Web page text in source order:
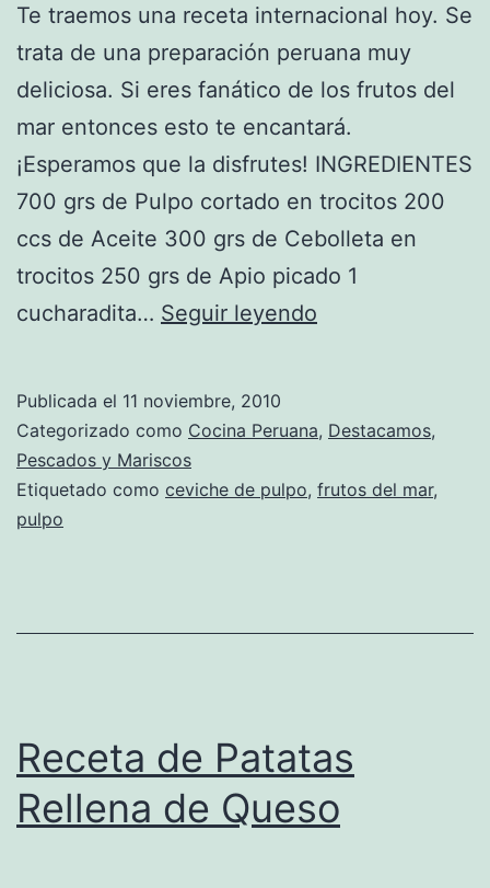
Te traemos una receta internacional hoy. Se
trata de una preparación peruana muy
deliciosa. Si eres fanático de los frutos del
mar entonces esto te encantará.
¡Esperamos que la disfrutes! INGREDIENTES
700 grs de Pulpo cortado en trocitos 200
ccs de Aceite 300 grs de Cebolleta en
trocitos 250 grs de Apio picado 1
cucharadita… Seguir leyendo
de
Publicada el 11 noviembre, 2010
Categorizado como Cocina Peruana, Destacamos,
Pescados y Mariscos
Etiquetado como ceviche de pulpo, frutos del mar,
pulpo
Receta de Patatas
Rellena de Queso